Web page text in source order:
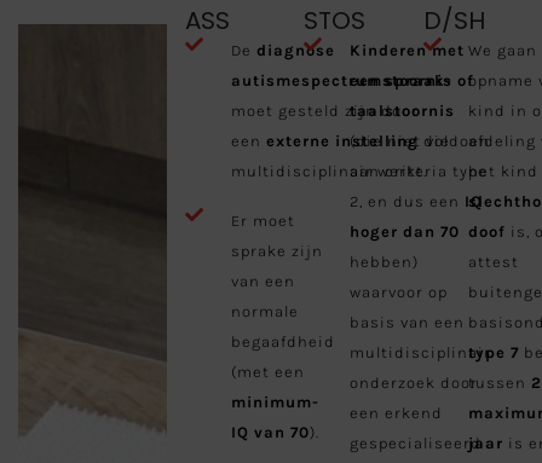
ASS
De diagnose
autismespectrumstoornis
moet gesteld zijn door
een externe instellingdie
multidisciplinair werkt.
Er moet
sprake zijn
van een
normale
begaafdheid
(met een
minimum-
IQ van 70).
STOS
Kinderen met
een spraak- of
taalstoornis
(die niet voldoen
aan criteria type
2, en dus een IQ
hoger dan 70
hebben)
waarvoor op
basis van een
multidisciplinair
onderzoek door
een erkend
gespecialiseerd
D/SH
We
opname
kind in
afdeling
het kind
doof is,
attest
type 7
tussen
jaar is